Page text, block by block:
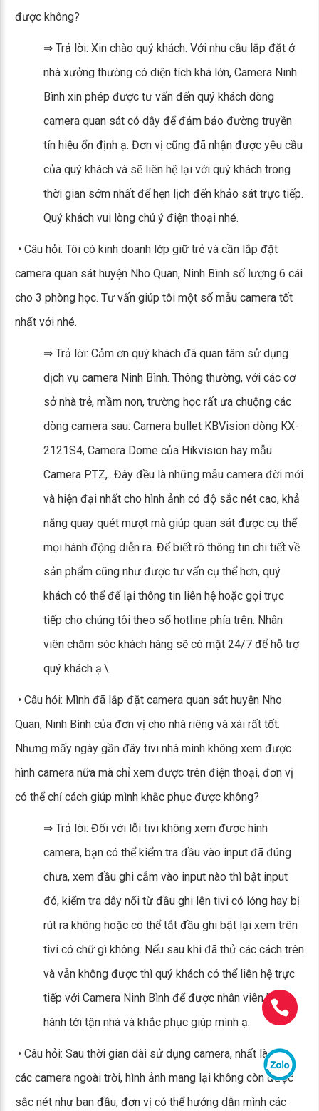
được không?
⇒ Trả lời: Xin chào quý khách. Với nhu cầu lắp đặt ở
nhà xưởng thường có diện tích khá lớn, Camera Ninh
Bình xin phép được tư vấn đến quý khách dòng
camera quan sát có dây để đảm bảo đường truyền
tín hiệu ổn định ạ. Đơn vị cũng đã nhận được yêu cầu
của quý khách và sẽ liên hệ lại với quý khách trong
thời gian sớm nhất để hẹn lịch đến khảo sát trực tiếp.
Quý khách vui lòng chú ý điện thoại nhé.
• Câu hỏi: Tôi có kinh doanh lớp giữ trẻ và cần lắp đặt
camera quan sát huyện Nho Quan, Ninh Bình số lượng 6 cái
cho 3 phòng học. Tư vấn giúp tôi một số mẫu camera tốt
nhất với nhé.
⇒ Trả lời: Cảm ơn quý khách đã quan tâm sử dụng
dịch vụ camera Ninh Bình. Thông thường, với các cơ
sở nhà trẻ, mầm non, trường học rất ưa chuộng các
dòng camera sau: Camera bullet KBVision dòng KX-
2121S4, Camera Dome của Hikvision hay mẫu
Camera PTZ,...Đây đều là những mẫu camera đời mới
và hiện đại nhất cho hình ảnh có độ sắc nét cao, khả
năng quay quét mượt mà giúp quan sát được cụ thể
mọi hành động diễn ra. Để biết rõ thông tin chi tiết về
sản phẩm cũng như được tư vấn cụ thể hơn, quý
khách có thể để lại thông tin liên hệ hoặc gọi trực
tiếp cho chúng tôi theo số hotline phía trên. Nhân
viên chăm sóc khách hàng sẽ có mặt 24/7 để hỗ trợ
quý khách ạ.\
• Câu hỏi: Mình đã lắp đặt camera quan sát huyện Nho
Quan, Ninh Bình của đơn vị cho nhà riêng và xài rất tốt.
Nhưng mấy ngày gần đây tivi nhà mình không xem được
hình camera nữa mà chỉ xem được trên điện thoại, đơn vị
có thể chỉ cách giúp mình khắc phục được không?
⇒ Trả lời: Đối với lỗi tivi không xem được hình
camera, bạn có thể kiểm tra đầu vào input đã đúng
chưa, xem đầu ghi cắm vào input nào thì bật input
đó, kiểm tra dây nối từ đầu ghi lên tivi có lỏng hay bị
rút ra không hoặc có thể tắt đầu ghi bật lại xem trên
tivi có chữ gì không. Nếu sau khi đã thử các cách trên
và vẫn không được thì quý khách có thể liên hệ trực
tiếp với Camera Ninh Bình để được nhân viên bảo
hành tới tận nhà và khắc phục giúp mình ạ.
• Câu hỏi: Sau thời gian dài sử dụng camera, nhất là với
các camera ngoài trời, hình ảnh mang lại không còn được
sắc nét như ban đầu, đơn vị có thể hướng dẫn mình các